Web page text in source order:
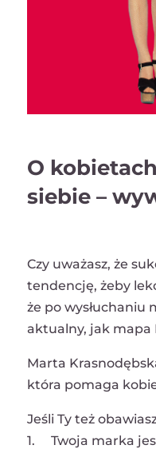
O
siebie –
Czy uważasz, że
tendencję, żeby
że po wysłuchaniu
aktualny, jak mapa
Marta
która pomaga
Jeśli Ty też
1. Twoja marka